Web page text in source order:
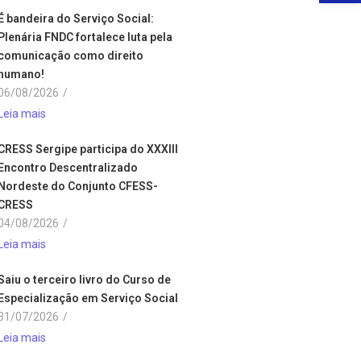
bandeira do Serviço Social:
FNDC fortalece luta pela
como direito
08/2026 /
mais
Sergipe participa do XXXIII
Descentralizado
do Conjunto CFESS-
08/2026 /
mais
o terceiro livro do Curso de
em Serviço Social
07/2026 /
mais